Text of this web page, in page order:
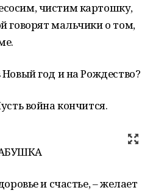
чистим картошку,
говорят мальчики о том,
год и на Рождество?
война кончится.
и счастье, – желает